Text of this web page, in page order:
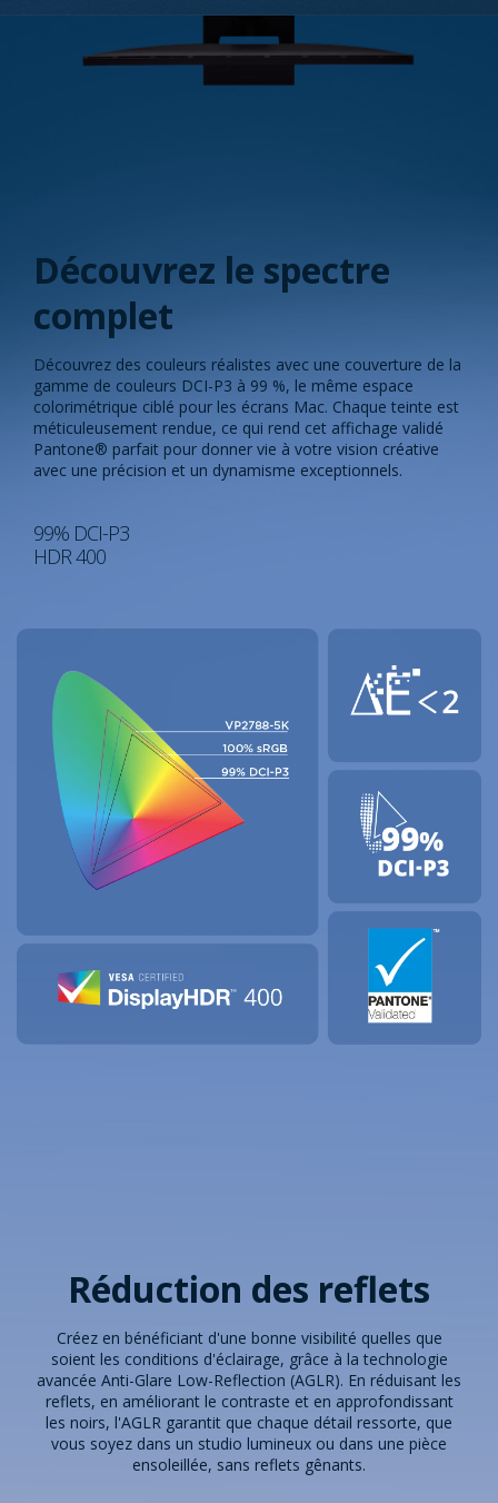
Découvrez le spectre
complet
Découvrez des couleurs réalistes avec une couverture de la
gamme de couleurs DCI-P3 à 99 %, le même espace
colorimétrique ciblé pour les écrans Mac. Chaque teinte est
méticuleusement rendue, ce qui rend cet affichage validé
Pantone® parfait pour donner vie à votre vision créative
avec une précision et un dynamisme exceptionnels.​
99% DCI-P3
HDR 400
Réduction des reflets
Créez en bénéficiant d'une bonne visibilité quelles que
soient les conditions d'éclairage, grâce à la technologie
avancée Anti-Glare Low-Reflection (AGLR). En réduisant les
reflets, en améliorant le contraste et en approfondissant
les noirs, l'AGLR garantit que chaque détail ressorte, que
vous soyez dans un studio lumineux ou dans une pièce
ensoleillée, sans reflets gênants.